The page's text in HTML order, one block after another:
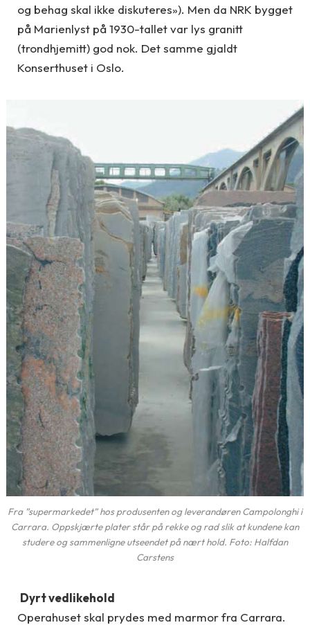
og behag skal ikke diskuteres»). Men da NRK bygget
på Marienlyst på 1930-tallet var lys granitt
(trondhjemitt) god nok. Det samme gjaldt
Konserthuset i Oslo.
Fra ”supermarkedet” hos produsenten og leverandøren Campolonghi i
Carrara. Oppskjærte plater står på rekke og rad slik at kundene kan
studere og sammenligne utseendet på nært hold. Foto: Halfdan
Carstens
Dyrt vedlikehold
Operahuset skal prydes med marmor fra Carrara.